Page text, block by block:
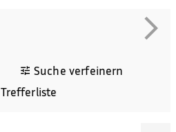
Suche verfeinern
Trefferliste